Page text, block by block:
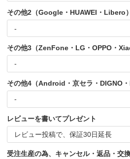
その他2（Google・HUAWEI・Libero）
その他3（ZenFone・LG・OPPO・
その他4（Android・京セラ・DIGNO・
レビューを書いてプレゼント
受注生産の為、キャンセル・返品・交